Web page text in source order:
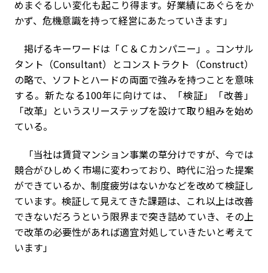
めまぐるしい変化も起こり得ます。好業績にあぐらをか
かず、危機意識を持って経営にあたっていきます」
掲げるキーワードは「Ｃ＆Ｃカンパニー」。コンサル
タント（Consultant）とコンストラクト（Construct）
の略で、ソフトとハードの両面で強みを持つことを意味
する。新たなる100年に向けては、「検証」「改善」
「改革」というスリーステップを設けて取り組みを始め
ている。
「当社は賃貸マンション事業の草分けですが、今では
競合がひしめく市場に変わっており、時代に沿った提案
ができているか、制度疲労はないかなどを改めて検証し
ています。検証して見えてきた課題は、これ以上は改善
できないだろうという限界まで突き詰めていき、その上
で改革の必要性があれば適宜対処していきたいと考えて
います」